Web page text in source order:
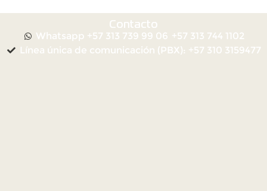
Contacto
Whatsapp +57 313 739 99 06 +57 313 744 1102
Línea única de comunicación (PBX): +57 310 3159477